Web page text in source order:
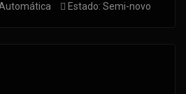
Estado: Semi-novo